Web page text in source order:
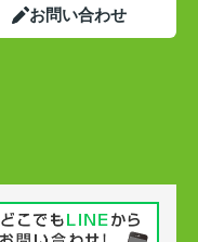
お問い合わせ